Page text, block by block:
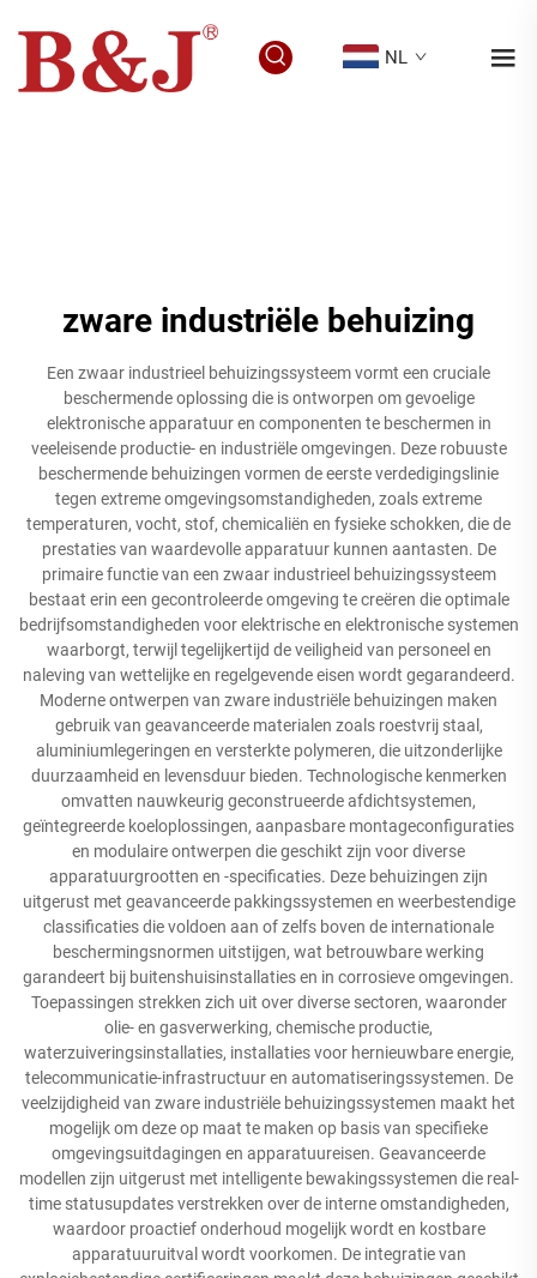
NL
zware industriële behuizing
Een zwaar industrieel behuizingssysteem vormt een cruciale
beschermende oplossing die is ontworpen om gevoelige
elektronische apparatuur en componenten te beschermen in
veeleisende productie- en industriële omgevingen. Deze robuuste
beschermende behuizingen vormen de eerste verdedigingslinie
tegen extreme omgevingsomstandigheden, zoals extreme
temperaturen, vocht, stof, chemicaliën en fysieke schokken, die de
prestaties van waardevolle apparatuur kunnen aantasten. De
primaire functie van een zwaar industrieel behuizingssysteem
bestaat erin een gecontroleerde omgeving te creëren die optimale
bedrijfsomstandigheden voor elektrische en elektronische systemen
waarborgt, terwijl tegelijkertijd de veiligheid van personeel en
naleving van wettelijke en regelgevende eisen wordt gegarandeerd.
Moderne ontwerpen van zware industriële behuizingen maken
gebruik van geavanceerde materialen zoals roestvrij staal,
aluminiumlegeringen en versterkte polymeren, die uitzonderlijke
duurzaamheid en levensduur bieden. Technologische kenmerken
omvatten nauwkeurig geconstrueerde afdichtsystemen,
geïntegreerde koeloplossingen, aanpasbare montageconfiguraties
en modulaire ontwerpen die geschikt zijn voor diverse
apparatuurgrootten en -specificaties. Deze behuizingen zijn
uitgerust met geavanceerde pakkingssystemen en weerbestendige
classificaties die voldoen aan of zelfs boven de internationale
beschermingsnormen uitstijgen, wat betrouwbare werking
garandeert bij buitenshuisinstallaties en in corrosieve omgevingen.
Toepassingen strekken zich uit over diverse sectoren, waaronder
olie- en gasverwerking, chemische productie,
waterzuiveringsinstallaties, installaties voor hernieuwbare energie,
telecommunicatie-infrastructuur en automatiseringssystemen. De
veelzijdigheid van zware industriële behuizingssystemen maakt het
mogelijk om deze op maat te maken op basis van specifieke
omgevingsuitdagingen en apparatuureisen. Geavanceerde
modellen zijn uitgerust met intelligente bewakingssystemen die real-
time statusupdates verstrekken over de interne omstandigheden,
waardoor proactief onderhoud mogelijk wordt en kostbare
apparatuuruitval wordt voorkomen. De integratie van